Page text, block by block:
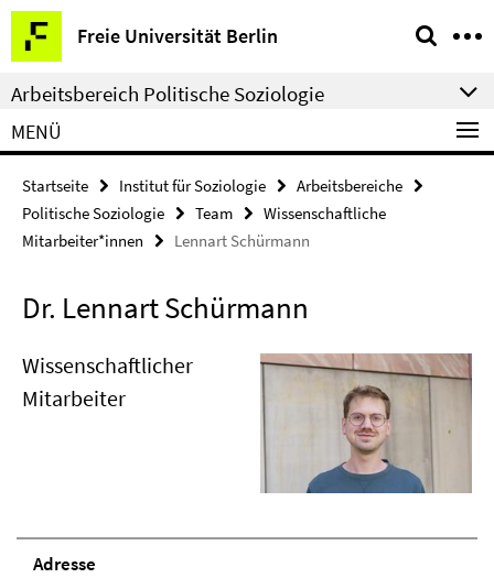
Springe
direkt
zu
Inhalt
Freie Universität Berlin
Service-
Navigation
Arbeitsbereich Politische Soziologie
MENÜ
Startseite Institut für Soziologie
Arbeitsbereiche
Politische Soziologie
Team
Wissenschaftliche
Mitarbeiter*innen
Lennart Schürmann
Dr. Lennart Schürmann
Wissenschaftlicher
Mitarbeiter
Adresse